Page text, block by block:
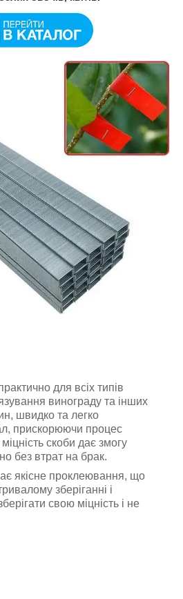
для всіх типів
винограду та інших
швидко та легко
прискорюючи процес
скоби дає змогу
без втрат на брак.
якісне проклеювання, що
зберіганні і
свою міцність і не